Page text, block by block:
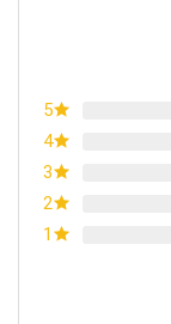
5
4
3
2
1